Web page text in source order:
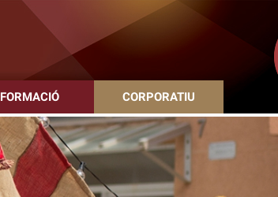
FORMACIÓ CORPORATIU